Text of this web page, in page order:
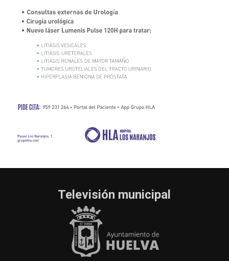
Televisión municipal